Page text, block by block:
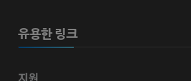
유용한 링크